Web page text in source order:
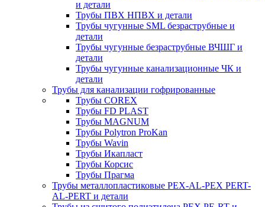
и детали
Трубы ПВХ НПВХ и детали
Трубы чугунные SML безраструбные и
детали
Трубы чугунные безраструбные ВЧШГ и
детали
Трубы чугунные канализационные ЧК и
детали
Трубы для канализации гофрированные
Трубы COREX
Трубы FD PLAST
Трубы MAGNUM
Трубы Polytron ProKan
Трубы Wavin
Трубы Икапласт
Трубы Корсис
Трубы Прагма
Трубы металлопластиковые PEX-AL-PEX PERT-
AL-PERT и детали